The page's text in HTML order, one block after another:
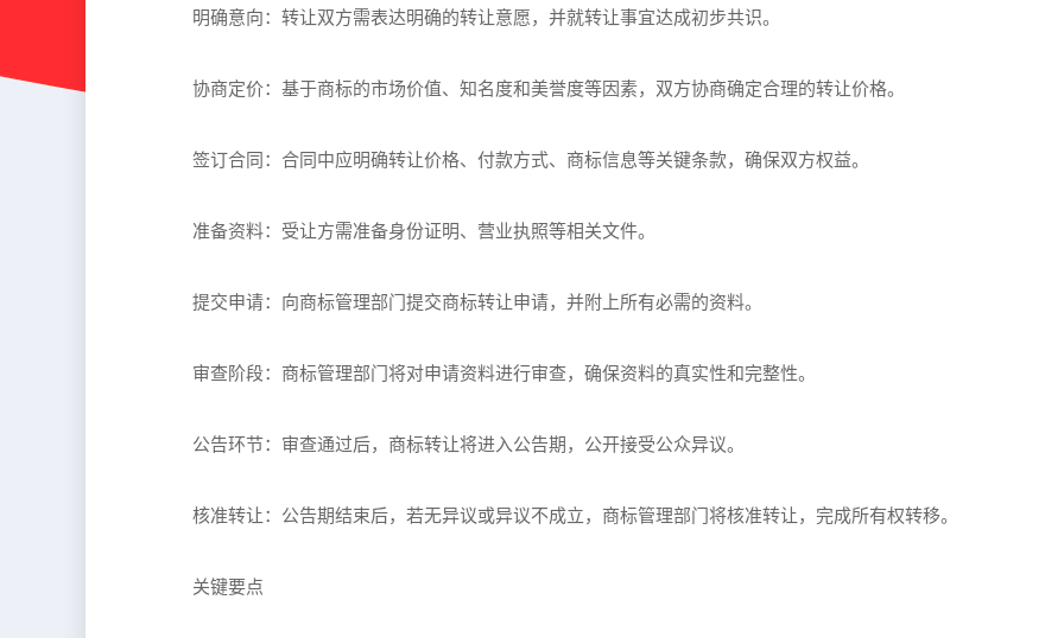
明确意向：转让双方需表达明确的转让意愿，并就转让事宜达成初步共识。
协商定价：基于商标的市场价值、知名度和美誉度等因素，双方协商确定合理的转让价格。
签订合同：合同中应明确转让价格、付款方式、商标信息等关键条款，确保双方权益。
准备资料：受让方需准备身份证明、营业执照等相关文件。
提交申请：向商标管理部门提交商标转让申请，并附上所有必需的资料。
审查阶段：商标管理部门将对申请资料进行审查，确保资料的真实性和完整性。
公告环节：审查通过后，商标转让将进入公告期，公开接受公众异议。
核准转让：公告期结束后，若无异议或异议不成立，商标管理部门将核准转让，完成所有权转移。
关键要点